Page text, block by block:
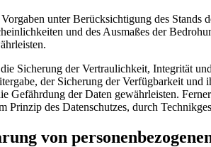
unter Berücksichtigung des
und des Ausmaßes der
Sicherung der Vertraulichkeit, Integrität
der Sicherung der Verfügbarkeit
Gefährdung der Daten gewährleisten.
Prinzip des Datenschutzes, durch
von